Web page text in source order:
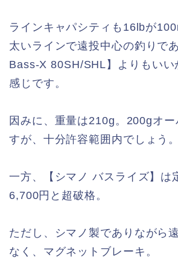
ラインキャパシティも16lbが
太いラインで遠投中心の釣りで
Bass-X 80SH/SHL】よりもいい
感じです。
因みに、重量は210g。200gオー
すが、十分許容範囲内でしょう。
一方、【シマノ バスライズ】は
6,700円と超破格。
ただし、シマノ製でありながら
なく、マグネットブレーキ。